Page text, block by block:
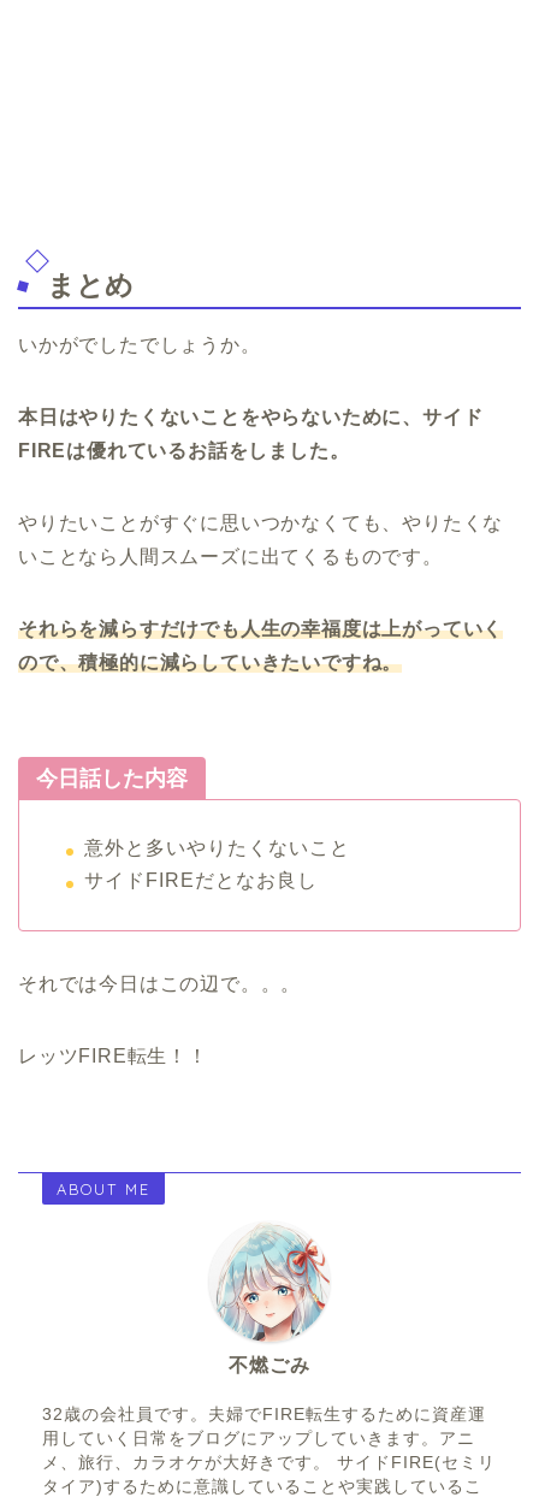
まとめ
いかがでしたでしょうか。
本日はやりたくないことをやらないために、サイド
FIREは優れているお話をしました。
やりたいことがすぐに思いつかなくても、やりたくな
いことなら人間スムーズに出てくるものです。
それらを減らすだけでも人生の幸福度は上がっていく
ので、積極的に減らしていきたいですね。
今日話した内容
意外と多いやりたくないこと
サイドFIREだとなお良し
それでは今日はこの辺で。。。
レッツFIRE転生！！
ABOUT ME
不燃ごみ
32歳の会社員です。夫婦でFIRE転生するために資産運
用していく日常をブログにアップしていきます。アニ
メ、旅行、カラオケが大好きです。 サイドFIRE(セミリ
タイア)するために意識していることや実践しているこ